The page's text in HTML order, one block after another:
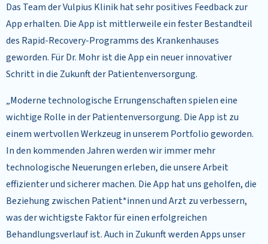
Das Team der Vulpius Klinik hat sehr positives Feedback zur
App erhalten. Die App ist mittlerweile ein fester Bestandteil
des Rapid-Recovery-Programms des Krankenhauses
geworden. Für Dr. Mohr ist die App ein neuer innovativer
Schritt in die Zukunft der Patientenversorgung.
„Moderne technologische Errungenschaften spielen eine
wichtige Rolle in der Patientenversorgung. Die App ist zu
einem wertvollen Werkzeug in unserem Portfolio geworden.
In den kommenden Jahren werden wir immer mehr
technologische Neuerungen erleben, die unsere Arbeit
effizienter und sicherer machen. Die App hat uns geholfen, die
Beziehung zwischen Patient*innen und Arzt zu verbessern,
was der wichtigste Faktor für einen erfolgreichen
Behandlungsverlauf ist. Auch in Zukunft werden Apps unser